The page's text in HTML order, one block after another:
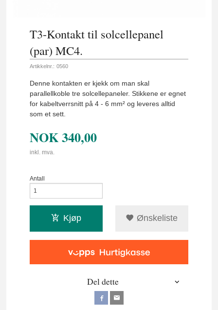
T3-Kontakt til solcellepanel
(par) MC4.
Artikkelnr.: 0560
Denne kontakten er kjekk om man skal
parallellkoble tre solcellepaneler. Stikkene er egnet
for kabeltverrsnitt på 4 - 6 mm² og leveres alltid
som et sett.
NOK340,00
inkl. mva.
Antall
Kjøp Ønskeliste
Del dette